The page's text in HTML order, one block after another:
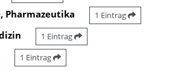
Pharmazeutika 1 Eintrag
1 Eintrag
1 Eintrag